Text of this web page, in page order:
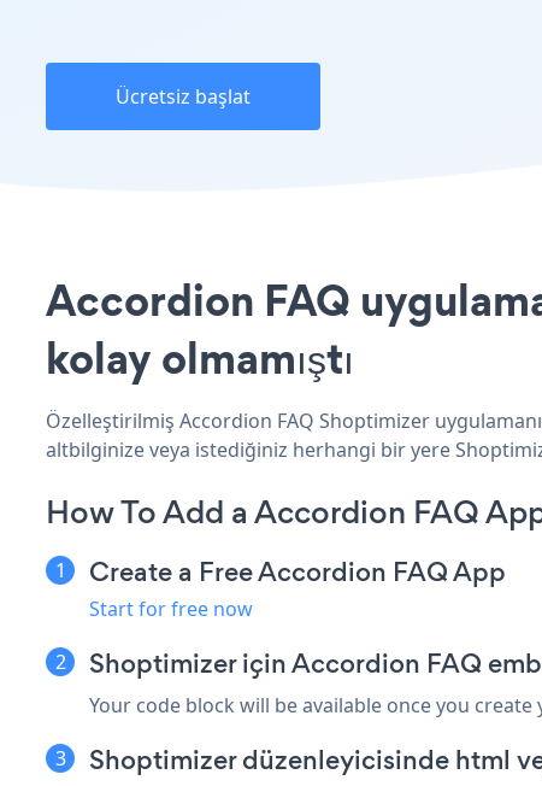
Ücretsiz başlat
Accordion FAQ
kolay olmamıştı
Özelleştirilmiş Accordion FAQ Shoptimizer
altbilginize veya istediğiniz herhangi bir yere
How To Add a Accordion FAQ
Create a Free Accordion FAQ App
Start for free now
Shoptimizer için Accordion FAQ
Your code block will be available once you create
Shoptimizer düzenleyicisinde html